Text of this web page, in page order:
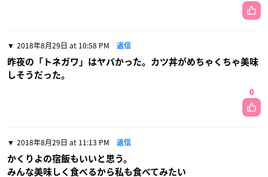
2018年8月29日 at 10:58 PM 返信
昨夜の「トネガワ」はヤバかった。カツ丼がめちゃくちゃ美味
しそうだった。
0
2018年8月29日 at 11:13 PM 返信
かくりよの宿飯もいいと思う。
みんな美味しく食べるから私も食べてみたい